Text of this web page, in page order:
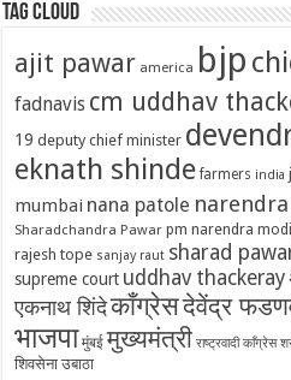
Tag Cloud
ajit pawar america bjp
fadnavis cm uddhav
19 deputy chief minister
eknath shinde farmers india
mumbai nana patole
Sharadchandra Pawar pm narendra modi
rajesh tope sanjay raut sharad
supreme court uddhav thackeray
एकनाथ शिंदेकाँग्रेसदेवेंद्र
भाजपा मुंबई मुख्यमंत्री राष्ट्रवादी काँग्रेस
शिवसेना उबाठा